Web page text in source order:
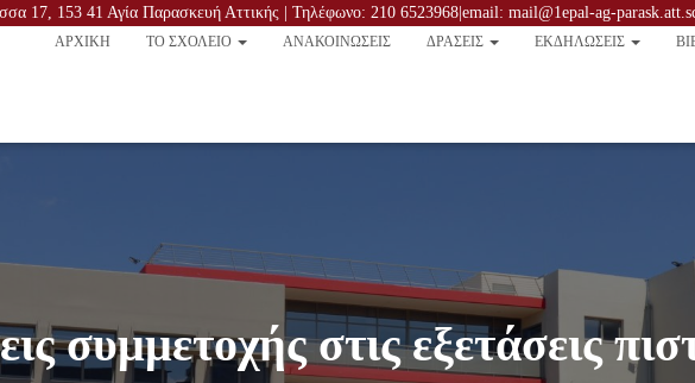
17, 153 41 Αγία Παρασκευή Αττικής | Τηλέφωνο: 210 6523968|email: mail@1epal-ag-
ΑΡΧΙΚΉ TO ΣΧΟΛΕΙΟ ΑΝΑΚΟΙΝΏΣΕΙΣ ΔΡΑΣΕΙΣ ΕΚΔΗΛΩΣΕΙΣ
συμμετοχής στις εξετάσεις